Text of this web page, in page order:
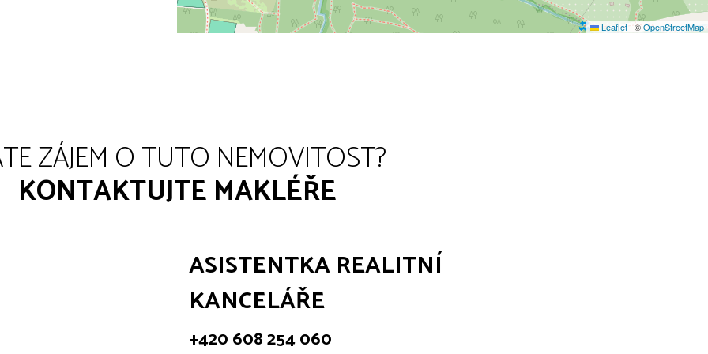
Leaflet| ©OpenStreetMap
ZÁJEM O TUTO NEMOVITOST?
KONTAKTUJTE MAKLÉŘE
ASISTENTKA REALITNÍ
KANCELÁŘE
+420 608 254 060